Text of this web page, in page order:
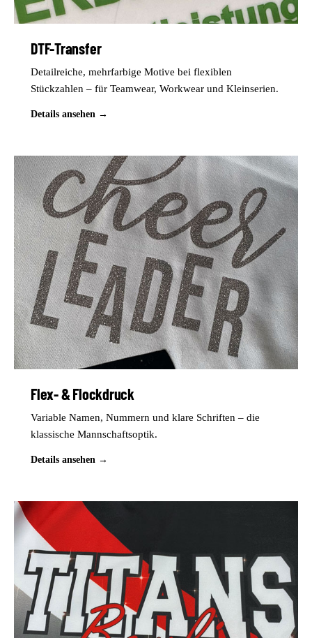
DTF-Transfer
Detailreiche, mehrfarbige Motive bei flexiblen
Stückzahlen – für Teamwear, Workwear und Kleinserien.
Details ansehen →
Flex- & Flockdruck
Variable Namen, Nummern und klare Schriften – die
klassische Mannschaftsoptik.
Details ansehen →